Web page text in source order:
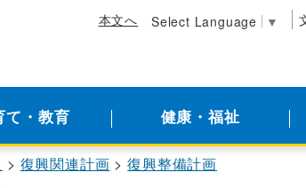
本文へ Select Language ▼
て・教育 健康・福祉
復興関連計画
復興整備計画